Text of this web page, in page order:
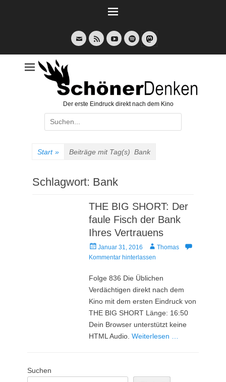
E-
Mail
Feed YouTubeSpotify
Der erste Eindruck direkt nach dem Kino
Suche
nach:
Start » Beiträge mit Tag(s) Bank
Schlagwort: Bank
THE BIG SHORT: Der
faule Fisch der Bank
Ihres Vertrauens
Veröffentlicht
am
Januar 31, 2016 AutorThomas
Kommentar hinterlassen
Folge 836 Die Üblichen
Verdächtigen direkt nach dem
Kino mit dem ersten Eindruck von
THE BIG SHORT Länge: 16:50
Dein Browser unterstützt keine
HTML Audio.Weiterlesen …
Suchen